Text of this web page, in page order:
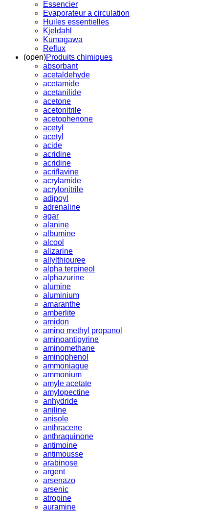
Essencier
Evaporateur a circulation
Huiles essentielles
Kjeldahl
Kumagawa
Reflux
(open)Produits chimiques
absorbant
acetaldehyde
acetamide
acetanilide
acetone
acetonitrile
acetophenone
acetyl
acetyl
acide
acridine
acridine
acriflavine
acrylamide
acrylonitrile
adipoyl
adrenaline
agar
alanine
albumine
alcool
alizarine
allylthiouree
alpha terpineol
alphazurine
alumine
aluminium
amaranthe
amberlite
amidon
amino methyl propanol
aminoantipyrine
aminomethane
aminophenol
ammoniaque
ammonium
amyle acetate
amylopectine
anhydride
aniline
anisole
anthracene
anthraquinone
antimoine
antimousse
arabinose
argent
arsenazo
arsenic
atropine
auramine